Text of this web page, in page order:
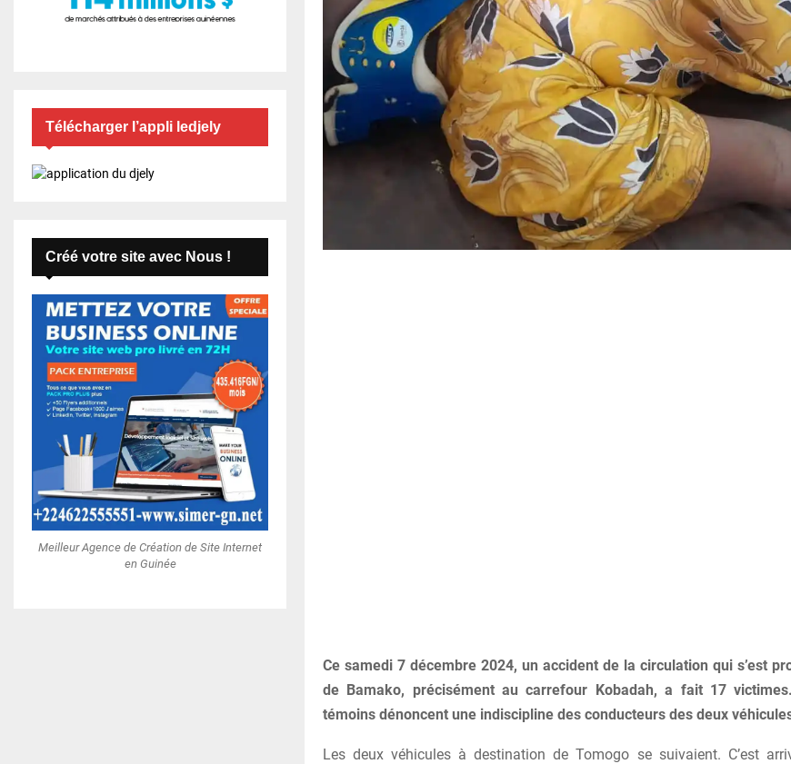
Ce samedi 7 décembre 2024, un accident de la circulation qui s’est
de Bamako, précisément au carrefour Kobadah, a fait 17
témoins dénoncent une indiscipline des conducteurs des deux
Les deux véhicules à destination de Tomogo se suivaient. C’est
Télécharger l’appli ledjely
Créé votre site avec Nous !
Meilleur Agence de Création de Site Internet
en Guinée